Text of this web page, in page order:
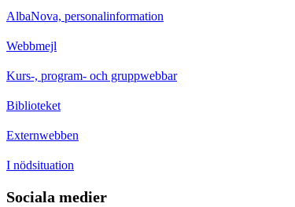
AlbaNova, personalinformation
Webbmejl
Kurs-, program- och gruppwebbar
Biblioteket
Externwebben
I nödsituation
Sociala medier